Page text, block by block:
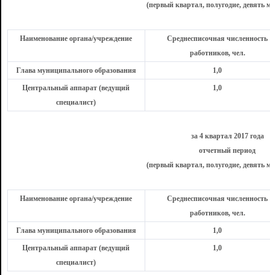
(первый квартал, полугодие, девять
Наименование органа/учреждение
Среднесписочная численность
работников, чел.
Глава муниципального образования 1,0
Центральный аппарат (ведущий
специалист)
1,0
за 4 квартал 2017 года
отчетный период
(первый квартал, полугодие, девять
Наименование органа/учреждение
Среднесписочная численность
работников, чел.
Глава муниципального образования 1,0
Центральный аппарат (ведущий
специалист)
1,0